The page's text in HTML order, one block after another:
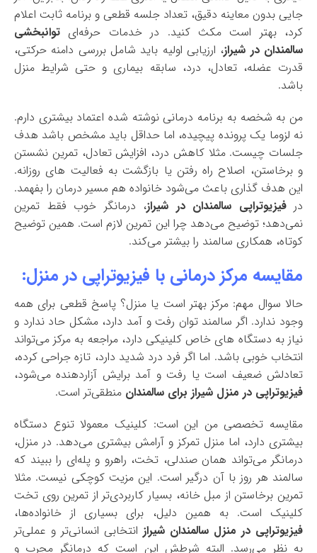
جایی بدون معاینه دقیق، تعداد جلسه قطعی و برنامه ثابت اعلام
کرد، بهتر است مکث کنید. در خدمات حرفه‌ای توانبخشی
سالمندان در شیراز، ارزیابی اولیه باید شامل بررسی دامنه حرکتی،
قدرت عضله، تعادل، درد، سابقه بیماری و حتی شرایط منزل
باشد.
من به شخصه به برنامه درمانی نوشته شده اعتماد بیشتری دارم.
نه لزوما یک پرونده پیچیده، اما حداقل باید مشخص باشد هدف
جلسات چیست. مثلا کاهش درد، افزایش تعادل، تمرین نشستن
و برخاستن، اصلاح راه رفتن یا بازگشت به فعالیت های روزانه.
این هدف گذاری باعث می‌شود خانواده هم مسیر درمان را بفهمد.
درفیزیوتراپی سالمندان در شیراز، درمانگر خوب فقط تمرین
نمی‌دهد؛ توضیح می‌دهد چرا این تمرین لازم است. همین توضیح
کوتاه، همکاری سالمند را بیشتر می‌کند.
مقایسه مرکز درمانی با فیزیوتراپی در منزل:
حالا سوال مهم: مرکز بهتر است یا منزل؟ پاسخ قطعی برای همه
وجود ندارد. اگر سالمند توان رفت و آمد دارد، مشکل حاد ندارد و
نیاز به دستگاه های خاص کلینیکی دارد، مراجعه به مرکز می‌تواند
انتخاب خوبی باشد. اما اگر فرد درد شدید دارد، تازه جراحی کرده،
تعادلش ضعیف است یا رفت و آمد برایش آزاردهنده می‌شود،
فیزیوتراپی در منزل شیراز برای سالمندان منطقی‌تر است.
مقایسه تخصصی من این است: کلینیک معمولا تنوع دستگاه
بیشتری دارد، اما منزل تمرکز و آرامش بیشتری می‌دهد. در منزل،
درمانگر می‌تواند همان صندلی، تخت، راهرو و پله‌ای را ببیند که
سالمند هر روز با آن درگیر است. این مزیت کوچکی نیست. مثلا
تمرین برخاستن از مبل خانه، بسیار کاربردی‌تر از تمرین روی تخت
کلینیک است. به همین دلیل، برای بسیاری از خانواده‌ها،
فیزیوتراپی در منزل سالمندان شیراز انتخابی انسانی‌تر و عملی‌تر
به نظر می‌رسد. البته شرطش این است که درمانگر مجرب و